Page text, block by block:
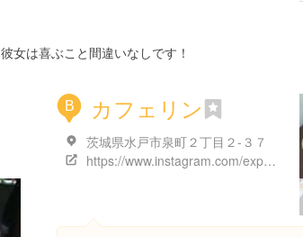
女は喜ぶこと間違いなしです！
B カフェリン
茨城県水戸市泉町２丁目２-３７
https://www.instagram.com/explore/locations/1500756336622625